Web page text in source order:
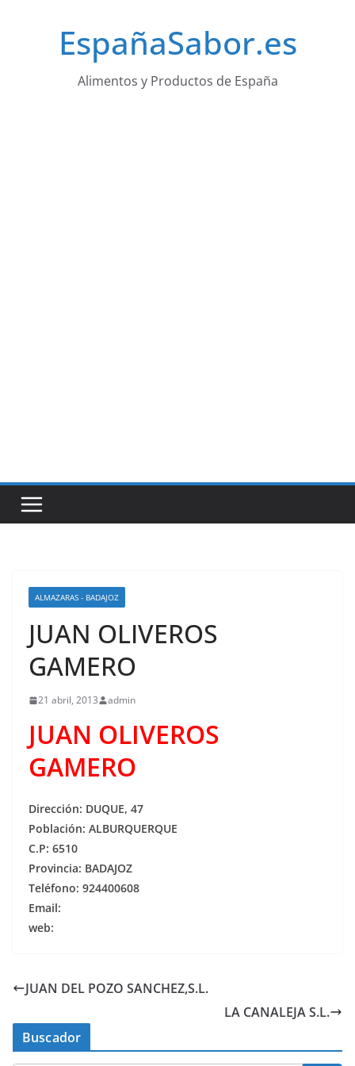
EspañaSabor.es
Alimentos y Productos de España
ALMAZARAS - BADAJOZ
JUAN OLIVEROS
GAMERO
21 abril, 2013 admin
JUAN OLIVEROS
GAMERO
Dirección: DUQUE, 47
Población: ALBURQUERQUE
C.P: 6510
Provincia: BADAJOZ
Teléfono: 924400608
Email:
web:
JUAN DEL POZO SANCHEZ,S.L.
LA CANALEJA S.L.
Buscador